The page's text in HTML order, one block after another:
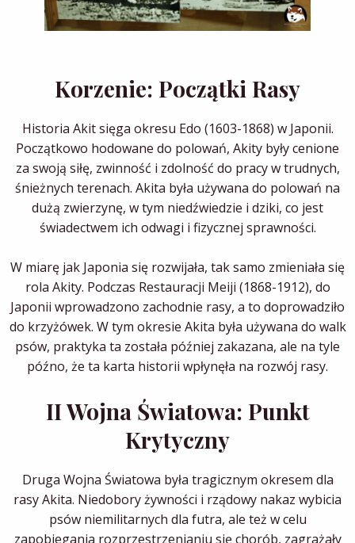
Korzenie: Początki Rasy
Historia Akit sięga okresu Edo (1603-1868) w Japonii.
Początkowo hodowane do polowań, Akity były cenione
za swoją siłę, zwinność i zdolność do pracy w trudnych,
śnieżnych terenach. Akita była używana do polowań na
dużą zwierzynę, w tym niedźwiedzie i dziki, co jest
świadectwem ich odwagi i fizycznej sprawności.
W miarę jak Japonia się rozwijała, tak samo zmieniała się
rola Akity. Podczas Restauracji Meiji (1868-1912), do
Japonii wprowadzono zachodnie rasy, a to doprowadziło
do krzyżówek. W tym okresie Akita była używana do walk
psów, praktyka ta została później zakazana, ale na tyle
późno, że ta karta historii wpłynęła na rozwój rasy.
II Wojna Światowa: Punkt
Krytyczny
Druga Wojna Światowa była tragicznym okresem dla
rasy Akita. Niedobory żywności i rządowy nakaz wybicia
psów niemilitarnych dla futra, ale też w celu
zapobiegania rozprzestrzenianiu się chorób, zagrażały